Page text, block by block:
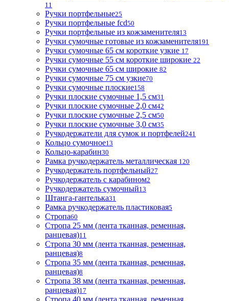
11
Ручки портфельные25
Ручки портфельные fcd50
Ручки портфельные из кожзаменителя13
Ручки сумочные готовые из кожзаменителя191
Ручки сумочные 65 см короткие узкие 17
Ручки сумочные 55 см короткие широкие 22
Ручки сумочные 65 см широкие 82
Ручки сумочные 75 см узкие70
Ручки сумочные плоские158
Ручки плоские сумочные 1,5 см31
Ручки плоские сумочные 2,0 см42
Ручки плоские сумочные 2,5 см50
Ручки плоские сумочные 3,0 см35
Ручкодержатели для сумок и портфелей241
Кольцо сумочное13
Кольцо-карабин30
Рамка ручкодержатель металлическая 120
Ручкодержатель портфельный27
Ручкодержатель с карабином2
Ручкодержатель сумочный13
Штанга-гантелька31
Рамка ручкодержатель пластиковая5
Стропа60
Стропа 25 мм (лента тканная, ременная,
ранцевая)11
Стропа 30 мм (лента тканная, ременная,
ранцевая)8
Стропа 35 мм (лента тканная, ременная,
ранцевая)8
Стропа 38 мм (лента тканная, ременная,
ранцевая)17
Стропа 40 мм (лента тканная, ременная,